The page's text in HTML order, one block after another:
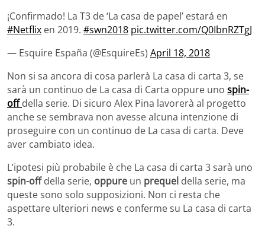
¡Confirmado! La T3 de ‘La casa de papel’ estará en
#Netflix en 2019. #swn2018 pic.twitter.com/Q0IbnRZTgJ
— Esquire España (@EsquireEs) April 18, 2018
Non si sa ancora di cosa parlerà La casa di carta 3, se
sarà un continuo de La casa di Carta oppure uno spin-
off della serie. Di sicuro Alex Pina lavorerà al progetto
anche se sembrava non avesse alcuna intenzione di
proseguire con un continuo de La casa di carta. Deve
aver cambiato idea.
L’ipotesi più probabile è che La casa di carta 3 sarà uno
spin-offdella serie, oppure un prequel della serie, ma
queste sono solo supposizioni. Non ci resta che
aspettare ulteriori news e conferme su La casa di carta
3.